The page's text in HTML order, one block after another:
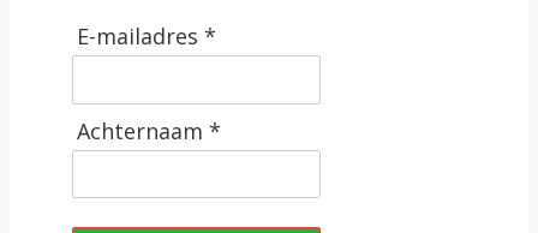
E-mailadres *
Achternaam *